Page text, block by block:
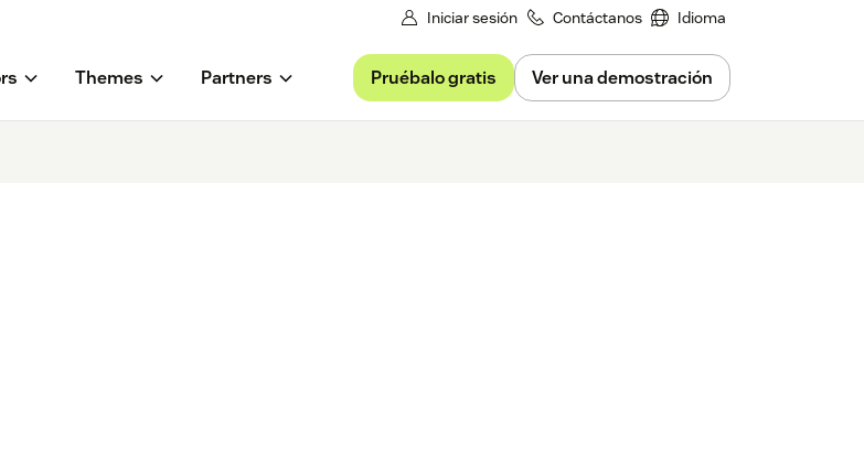
Iniciar sesión Contáctanos Idioma
Themes Partners Pruébalo gratis Ver una demostración